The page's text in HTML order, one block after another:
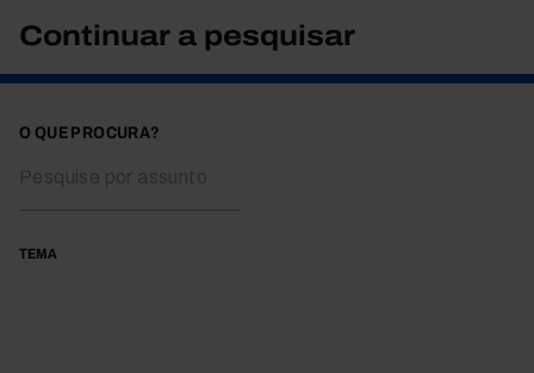
Continuar a pesquisar
O QUE PROCURA?
TEMA